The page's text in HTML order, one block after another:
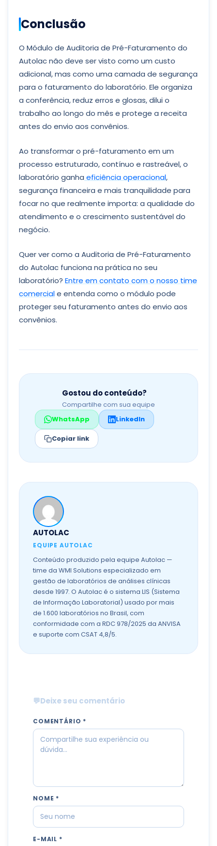
Conclusão
O Módulo de Auditoria de Pré-Faturamento do
Autolac não deve ser visto como um custo
adicional, mas como uma camada de segurança
para o faturamento do laboratório. Ele organiza
a conferência, reduz erros e glosas, dilui o
trabalho ao longo do mês e protege a receita
antes do envio aos convênios.
Ao transformar o pré-faturamento em um
processo estruturado, contínuo e rastreável, o
laboratório ganha eficiência operacional,
segurança financeira e mais tranquilidade para
focar no que realmente importa: a qualidade do
atendimento e o crescimento sustentável do
negócio.
Quer ver como a Auditoria de Pré-Faturamento
do Autolac funciona na prática no seu
laboratório? Entre em contato com o nosso time
comerciale entenda como o módulo pode
proteger seu faturamento antes do envio aos
convênios.
Gostou do conteúdo?
Compartilhe com sua equipe
WhatsApp
LinkedIn
Copiar link
AUTOLAC
EQUIPE AUTOLAC
Conteúdo produzido pela equipe Autolac —
time da WMI Solutions especializado em
gestão de laboratórios de análises clínicas
desde 1997. O Autolac é o sistema LIS (Sistema
de Informação Laboratorial) usado por mais
de 1.600 laboratórios no Brasil, com
conformidade com a RDC 978/2025 da ANVISA
e suporte com CSAT 4,8/5.
💬Deixe seu comentário
COMENTÁRIO *
NOME *
E-MAIL *